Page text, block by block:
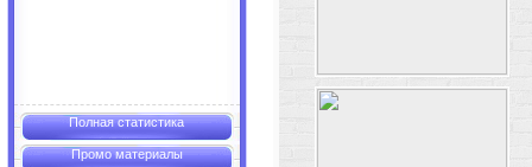
Полная статистика
Промо материалы